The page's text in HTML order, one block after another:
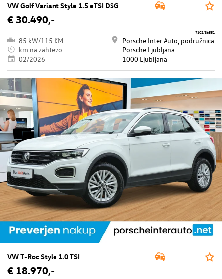
VW Golf Variant Style 1.5 eTSI DSG
€ 30.490,-
85 kW/115 KM
km na zahtevo
02/2026
Porsche Inter Auto, podružnica
Porsche Ljubljana
1000 Ljubljana
7102/36551
VW T-Roc Style 1.0 TSI
€ 18.970,-